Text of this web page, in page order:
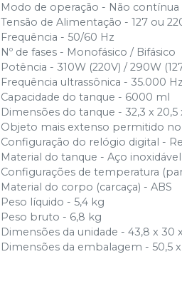
Modo de operação - Não
Tensão de Alimentação - 127 ou
Frequência - 50/60 Hz
Nº de fases - Monofásico / Bifásico
Potência - 310W (220V) / 290W
Frequência ultrassônica - 35.000 Hz
Capacidade do tanque - 6000 ml
Dimensões do tanque - 32,3 x 20,5
Objeto mais extenso permitido
Configuração do relógio digital -
Material do tanque - Aço inoxidável
Configurações de temperatura
Material do corpo (carcaça) - ABS
Peso líquido - 5,4 kg
Peso bruto - 6,8 kg
Dimensões da unidade - 43,8 x 30
Dimensões da embalagem - 50,5